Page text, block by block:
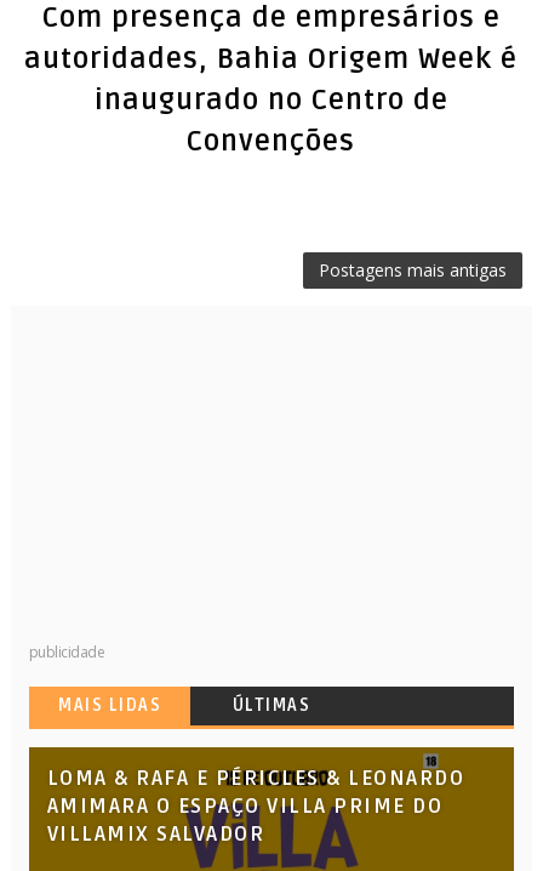
Com presença de empresários e
autoridades, Bahia Origem Week é
inaugurado no Centro de
Convenções
Postagens mais antigas
publicidade
MAIS LIDAS ÚLTIMAS
LOMA & RAFA E PÉRICLES & LEONARDO
AMIMARA O ESPAÇO VILLA PRIME DO
VILLAMIX SALVADOR